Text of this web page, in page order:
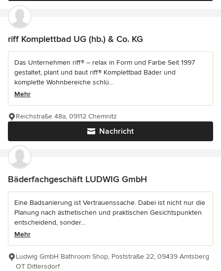
riff Komplettbad UG (hb.) & Co. KG
Das Unternehmen riff® – relax in Form und Farbe Seit 1997
gestaltet, plant und baut riff® Komplettbad Bäder und
komplette Wohnbereiche schlü...
Mehr
Nachricht
Reichstraße 48a, 09112 Chemnitz
Bäderfachgeschäft LUDWIG GmbH
Eine Badsanierung ist Vertrauenssache. Dabei ist nicht nur die
Planung nach ästhetischen und praktischen Gesichtspunkten
entscheidend, sonder...
Mehr
Ludwig GmbH Bathroom Shop, Poststraße 22, 09439 Amtsberg
OT Dittersdorf